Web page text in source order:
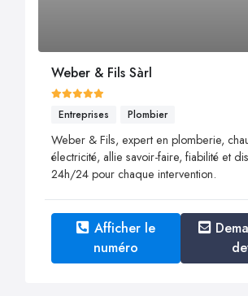
Weber & Fils Sàrl
Entreprises Plombier
Weber & Fils, expert en plomberie,
électricité, allie savoir-faire, fiabilité et
24h/24 pour chaque intervention.
Afficher le
numéro